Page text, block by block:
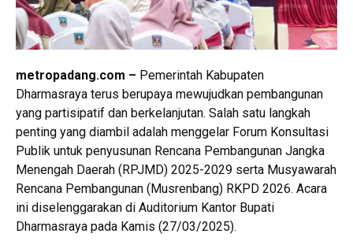
metropadang.com – Pemerintah Kabupaten
Dharmasraya terus berupaya mewujudkan pembangunan
yang partisipatif dan berkelanjutan. Salah satu langkah
penting yang diambil adalah menggelar Forum Konsultasi
Publik untuk penyusunan Rencana Pembangunan Jangka
Menengah Daerah (RPJMD) 2025-2029 serta Musyawarah
Rencana Pembangunan (Musrenbang) RKPD 2026. Acara
ini diselenggarakan di Auditorium Kantor Bupati
Dharmasraya pada Kamis (27/03/2025).